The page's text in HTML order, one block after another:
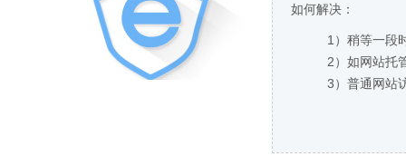
如何解决：
1）稍等一段
2）如网站托
3）普通网站